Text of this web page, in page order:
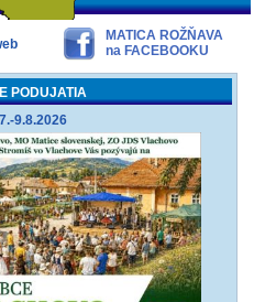
MATICA ROŽŇAVA
na FACEBOOKU
PODUJATIA
9.8.2026